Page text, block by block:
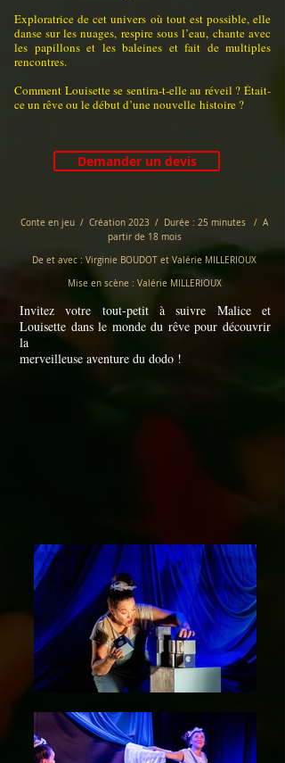
Exploratrice de cet univers où tout est possible, elle
danse sur les nuages, respire sous l’eau, chante avec
les papillons et les baleines et fait de multiples
rencontres.
Comment Louisette se sentira-t-elle au réveil ? Était-
ce un rêve ou le début d’une nouvelle histoire ?
Demander un devis
Conte en jeu / Création 2023 / Durée : 25 minutes / A
partir de 18 mois
De et avec : Virginie BOUDOT et Valérie MILLERIOUX
Mise en scène : Valérie MILLERIOUX
Invitez votre tout-petit à suivre Malice et
Louisette dans le monde du rêve pour découvrir
la
merveilleuse aventure du dodo !